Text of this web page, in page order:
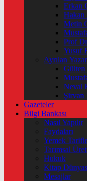
Erkan
Hakan
Metin
Prof
Yusuf
Ayrılan
Gülten
Neval
Şirvan
Gazeteler
Bilgi Bankası
Nasıl Yapılır
Faydaları
Yemek
Tarımsal
Hukuk
Kitap
Mesajlar